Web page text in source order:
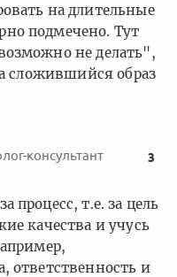
на длительные
подмечено. Тут
не делать",
сложившийся образ
консультант 3
процесс, т.е. за цель
качества и учусь
ответственность и